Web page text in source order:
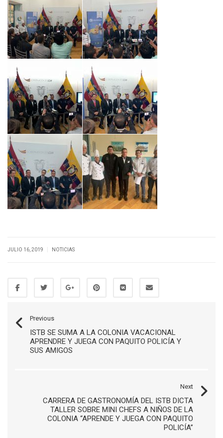
JULIO 16, 2019 NOTICIAS
Previous
ISTB SE SUMA A LA COLONIA VACACIONAL
APRENDRE Y JUEGA CON PAQUITO POLICÍA Y
SUS AMIGOS
Next
CARRERA DE GASTRONOMÍA DEL ISTB DICTA
TALLER SOBRE MINI CHEFS A NIÑOS DE LA
COLONIA “APRENDE Y JUEGA CON PAQUITO
POLICÍA”